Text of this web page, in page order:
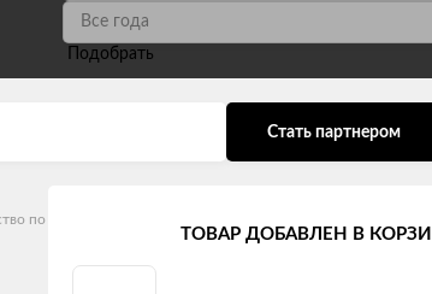
Подобрать
Стать партнером
по уходу за автомобилем (летняя серия)
ТОВАР ДОБАВЛЕН В